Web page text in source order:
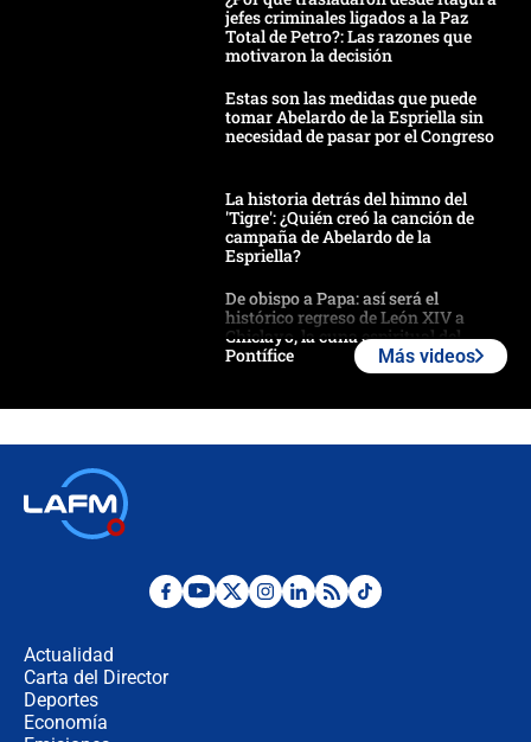
jefes criminales ligados a la Paz
Total de Petro?: Las razones que
motivaron la decisión
Estas son las medidas que puede
tomar Abelardo de la Espriella sin
necesidad de pasar por el Congreso
La historia detrás del himno del
'Tigre': ¿Quién creó la canción de
campaña de Abelardo de la
Espriella?
De obispo a Papa: así será el
histórico regreso de León XIV a
Chiclayo, la cuna espiritual del
Pontífice
¿La posesión de Abelardo De la
Más videos
Actualidad
Carta del Director
Deportes
Economía